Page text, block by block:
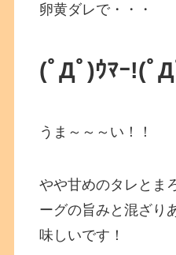
卵黄ダレで・・・
(ﾟДﾟ)ｳﾏｰ!(ﾟ
うま～～～い！！
やや甘めのタレとま
ーグの旨みと混ざり
味しいです！